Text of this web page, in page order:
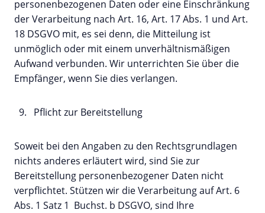
personenbezogenen Daten oder eine Einschränkung
der Verarbeitung nach Art. 16, Art. 17 Abs. 1 und Art.
18 DSGVO mit, es sei denn, die Mitteilung ist
unmöglich oder mit einem unverhältnismäßigen
Aufwand verbunden. Wir unterrichten Sie über die
Empfänger, wenn Sie dies verlangen.
Pflicht zur Bereitstellung
Soweit bei den Angaben zu den Rechtsgrundlagen
nichts anderes erläutert wird, sind Sie zur
Bereitstellung personenbezogener Daten nicht
verpflichtet. Stützen wir die Verarbeitung auf Art. 6
Abs. 1 Satz 1 Buchst. b DSGVO, sind Ihre